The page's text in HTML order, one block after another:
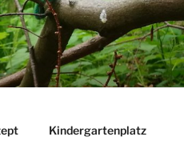
Kindergartenplatz